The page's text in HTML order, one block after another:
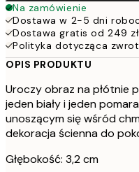
Na zamówienie
Dostawa w 2-5 dni
Dostawa gratis od 249 zł
Polityka dotycząca
OPIS PRODUKTU
Uroczy obraz na płótnie
jeden biały i jeden
unoszącym się wśród
dekoracja ścienna do
Głębokość: 3,2 cm